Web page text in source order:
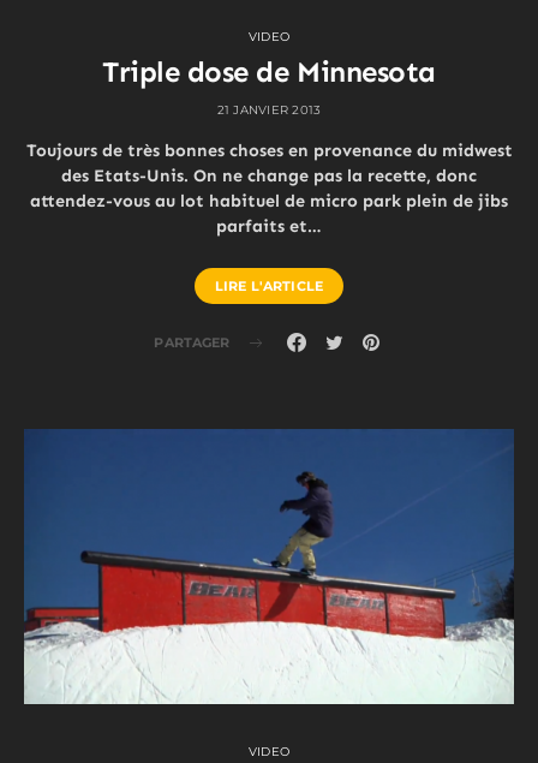
VIDEO
Triple dose de Minnesota
21 JANVIER 2013
Toujours de très bonnes choses en provenance du midwest
des Etats-Unis. On ne change pas la recette, donc
attendez-vous au lot habituel de micro park plein de jibs
parfaits et…
LIRE L'ARTICLE
PARTAGER
VIDEO